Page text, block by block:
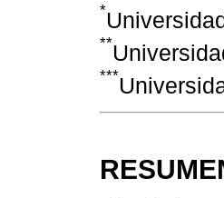
*
**
***